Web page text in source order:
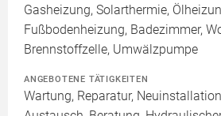
Gasheizung, Solarthermie,
Fußbodenheizung, Badezimmer,
Brennstoffzelle, Umwälzpumpe
ANGEBOTENE TÄTIGKEITEN
Wartung, Reparatur,